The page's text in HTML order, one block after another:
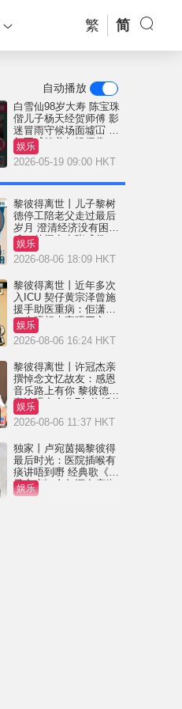
繁 简
自动播放
白雪仙98岁大寿 陈宝珠
偕儿子杨天经贺师傅 影
迷冒雨守候场面墟冚 人
气不减媲美年轻偶像
娱乐
2026-05-19 09:00 HKT
黎彼得离世丨儿子黎树
德停工陪老父走过最后
岁月 澄清经济没有困
难：传闻有夸张成份
娱乐
2026-08-06 18:09 HKT
黎彼得离世丨近年多次
入ICU 契仔黄宗泽曾施
援手助医重病：佢潇洒
一生唔想大家唔开心
娱乐
2026-08-06 16:24 HKT
黎彼得离世丨许冠杰亲
撰悼念文忆故友：感恩
音乐路上有你 黎彼德曾
直认唔夹合作7年终拆伙
娱乐
2026-08-06 11:37 HKT
独家丨卢宛茵揭黎彼得
最后时光：医院插喉有
痰讲唔到嘢 经典歌《浪
子心声》金句源自庙街
睇相佬
娱乐